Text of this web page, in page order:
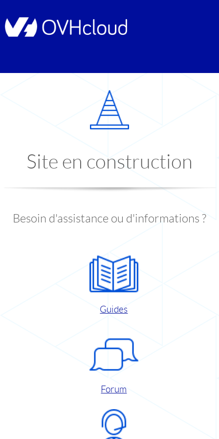
Site en construction
Besoin d'assistance ou d'informations ?
Guides
Forum